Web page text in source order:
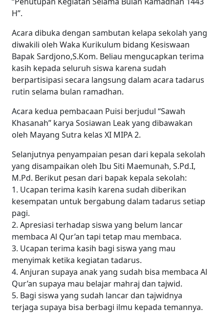
H”.
Acara dibuka dengan sambutan kelapa sekolah yang
diwakili oleh Waka Kurikulum bidang Kesiswaan
Bapak Sardjono,S.Kom. Beliau mengucapkan terima
kasih kepada seluruh siswa karena sudah
berpartisipasi secara langsung dalam acara tadarus
rutin selama bulan ramadhan.
Acara kedua pembacaan Puisi berjudul “Sawah
Khasanah” karya Sosiawan Leak yang dibawakan
oleh Mayang Sutra kelas XI MIPA 2.
Selanjutnya penyampaian pesan dari kepala sekolah
yang disampaikan oleh Ibu Siti Maemunah, S.Pd.I,
M.Pd. Berikut pesan dari bapak kepala sekolah:
1. Ucapan terima kasih karena sudah diberikan
kesempatan untuk bergabung dalam tadarus setiap
pagi.
2. Apresiasi terhadap siswa yang belum lancar
membaca Al Qur’an tapi tetap mau membaca.
3. Ucapan terima kasih bagi siswa yang mau
menyimak ketika kegiatan tadarus.
4. Anjuran supaya anak yang sudah bisa membaca Al
Qur’an supaya mau belajar mahraj dan tajwid.
5. Bagi siswa yang sudah lancar dan tajwidnya
terjaga supaya bisa berbagi ilmu kepada temannya.